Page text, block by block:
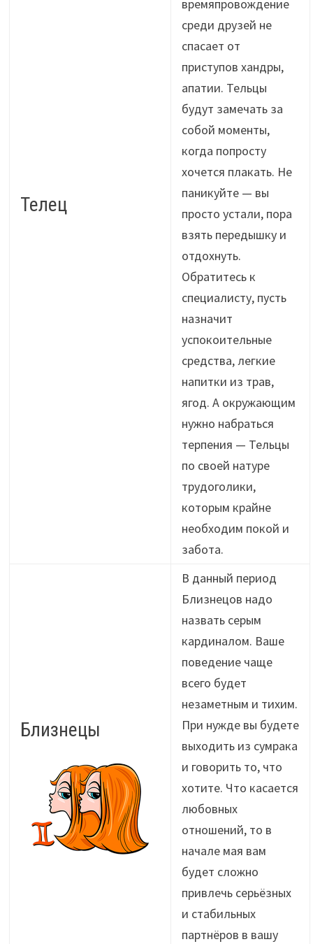
Телец
времяпровождение
среди друзей не
спасает от
приступов хандры,
апатии. Тельцы
будут замечать за
собой моменты,
когда попросту
хочется плакать. Не
паникуйте — вы
просто устали, пора
взять передышку и
отдохнуть.
Обратитесь к
специалисту, пусть
назначит
успокоительные
средства, легкие
напитки из трав,
ягод. А окружающим
нужно набраться
терпения — Тельцы
по своей натуре
трудоголики,
которым крайне
необходим покой и
забота.
Близнецы
В данный период
Близнецов надо
назвать серым
кардиналом. Ваше
поведение чаще
всего будет
незаметным и тихим.
При нужде вы будете
выходить из сумрака
и говорить то, что
хотите. Что касается
любовных
отношений, то в
начале мая вам
будет сложно
привлечь серьёзных
и стабильных
партнёров в вашу